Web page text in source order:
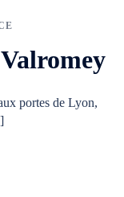
portes de Lyon,